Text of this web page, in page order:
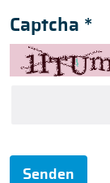
Captcha *
Senden